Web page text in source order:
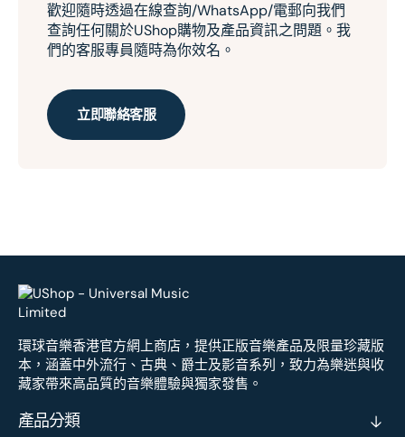
歡迎隨時透過在線查詢/WhatsApp/電郵向我們
查詢任何關於UShop購物及產品資訊之問題。我
們的客服專員隨時為你效名。
立即聯絡客服
環球音樂香港官方網上商店，提供正版音樂產品及限量珍藏版
本，涵蓋中外流行、古典、爵士及影音系列，致力為樂迷與收
藏家帶來高品質的音樂體驗與獨家發售。
產品分類